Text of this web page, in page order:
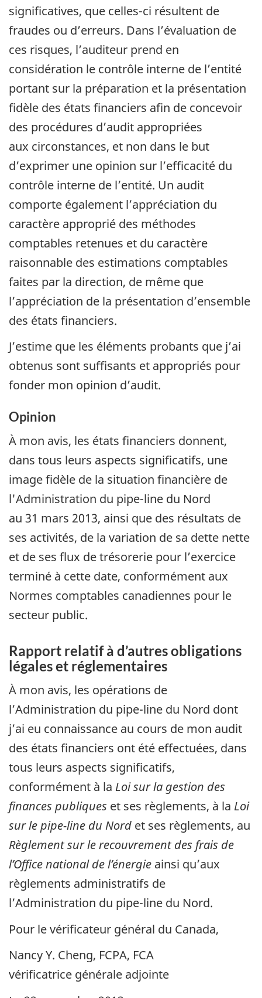
significatives, que celles-ci résultent de
fraudes ou d’erreurs. Dans l’évaluation de
ces risques, l’auditeur prend en
considération le contrôle interne de l’entité
portant sur la préparation et la présentation
fidèle des états financiers afin de concevoir
des procédures d’audit appropriées
aux circonstances, et non dans le but
d’exprimer une opinion sur l’efficacité du
contrôle interne de l’entité. Un audit
comporte également l’appréciation du
caractère approprié des méthodes
comptables retenues et du caractère
raisonnable des estimations comptables
faites par la direction, de même que
l’appréciation de la présentation d’ensemble
des états financiers.
J’estime que les éléments probants que j’ai
obtenus sont suffisants et appropriés pour
fonder mon opinion d’audit.
Opinion
À mon avis, les états financiers donnent,
dans tous leurs aspects significatifs, une
image fidèle de la situation financière de
l'Administration du pipe-line du Nord
au 31 mars 2013, ainsi que des résultats de
ses activités, de la variation de sa dette nette
et de ses flux de trésorerie pour l’exercice
terminé à cette date, conformément aux
Normes comptables canadiennes pour le
secteur public.
Rapport relatif à d’autres obligations
légales et réglementaires
À mon avis, les opérations de
l’Administration du pipe-line du Nord dont
j’ai eu connaissance au cours de mon audit
des états financiers ont été effectuées, dans
tous leurs aspects significatifs,
conformément à la Loi sur la gestion des
finances publiques et ses règlements, à la Loi
sur le pipe-line du Nord et ses règlements, au
Règlement sur le recouvrement des frais de
l’Office national de l’énergie ainsi qu’aux
règlements administratifs de
l’Administration du pipe-line du Nord.
Pour le vérificateur général du Canada,
Nancy Y. Cheng, FCPA, FCA
vérificatrice générale adjointe